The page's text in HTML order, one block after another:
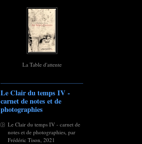
La Table d'attente
Le Clair du temps IV -
carnet de notes et de
photographies
Le Clair du temps IV - carnet de
notes et de photographies, par
Frédéric Tison, 2021